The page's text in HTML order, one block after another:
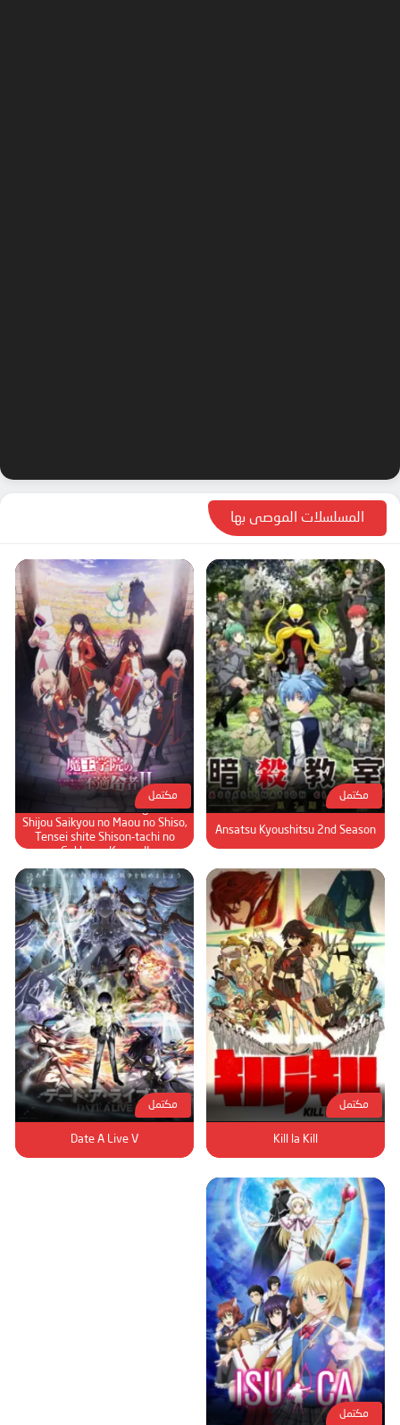
المسلسلات الموصى بها
مكتمل
Ansatsu Kyoushitsu 2nd Season
مكتمل
Maou Gakuin no Futekigousha:
Shijou Saikyou no Maou no Shiso,
Tensei shite Shison-tachi no
Gakkou e Kayou II
مكتمل
Kill la Kill
مكتمل
Date A Live V
مكتمل